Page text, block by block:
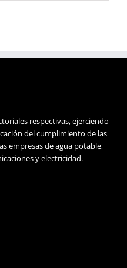
respectivas, ejerciendo
del cumplimiento de las
empresas de agua potable,
y electricidad.